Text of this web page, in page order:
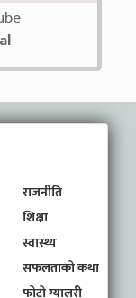
राजनीति
शिक्षा
स्वास्थ्य
सफलताको कथा
फोटो ग्यालरी